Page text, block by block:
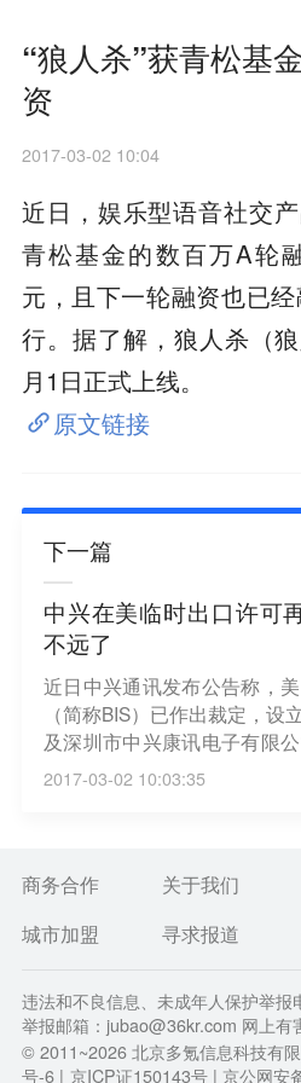
“狼人杀”获青松基
资
2017-03-02 10:04
近日，娱乐型语音社交
青松基金的数百万A轮
元，且下一轮融资也已
行。据了解，狼人杀（
月1日正式上线。
原文链接
下一篇
中兴在美临时出口许可
不远了
近日中兴通讯发布公告称，
（简称BIS）已作出裁定，设
及深圳市中兴康讯电子有限
2017年2月27日（美国时间
悉BIS已作出进一步裁定，
7年3月29日（美国时间），
2017-03-02 10:03:35
商务合作 关于我们
城市加盟
寻求报道
违法和不良信息、未成年人保护举
举报邮箱：jubao@36kr.com 网上有
© 2011~2026北京多氪信息科技有
号-6 | 京ICP证150143号 | 京公网安